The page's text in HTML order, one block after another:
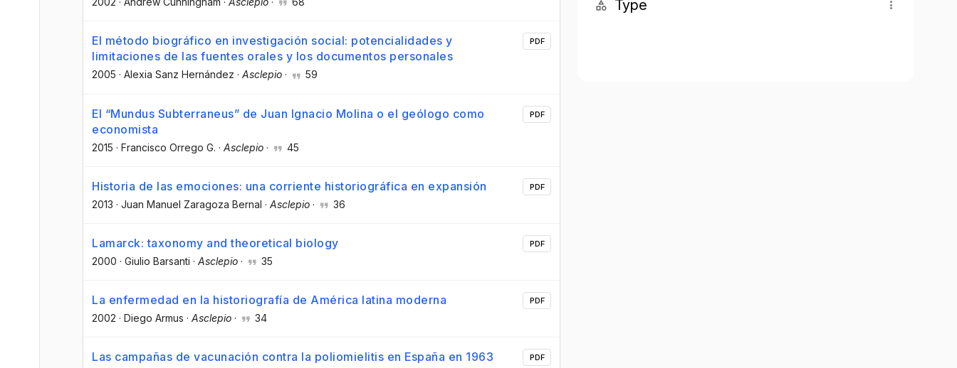
El método biográfico en investigación social: potencialidades y
limitaciones de las fuentes orales y los documentos personales
2005 · Alexia Sanz Hernández · Asclepio · 59
PDF
El “Mundus Subterraneus” de Juan Ignacio Molina o el geólogo como
economista
2015 · Francisco Orrego G. · Asclepio · 45
PDF
Historia de las emociones: una corriente historiográfica en expansión
2013 · Juan Manuel Zaragoza Bernal · Asclepio · 36
PDF
Lamarck: taxonomy and theoretical biology
2000 · Giulio Barsanti · Asclepio · 35
PDF
La enfermedad en la historiografía de América latina moderna
2002 · Diego Armus · Asclepio · 34
PDF
Las campañas de vacunación contra la poliomielitis en España en 1963 PDF
Type